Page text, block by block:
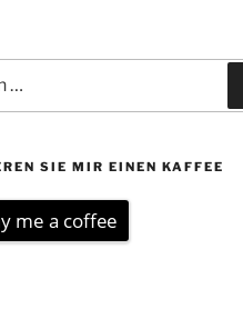
SIE MIR EINEN KAFFEE
me a coffee